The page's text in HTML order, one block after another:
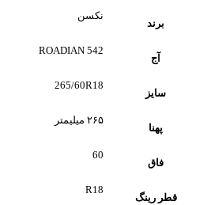
برند
نکسن
آج
ROADIAN 542
سایز
265/60R18
پهنا
۲۶۵ میلیمتر
فاق
60
قطر رینگ
R18